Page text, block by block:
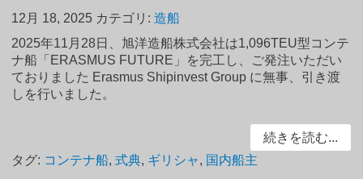
12月 18, 2025 カテゴリ:造船
2025年11月28日、旭洋造船株式会社は1,096TEU型コンテ
ナ船「ERASMUS FUTURE」を完工し、ご発注いただい
ておりました Erasmus Shipinvest Group に無事、引き渡
しを行いました。
続きを読む...
タグ: コンテナ船,式典, ギリシャ, 国内船主